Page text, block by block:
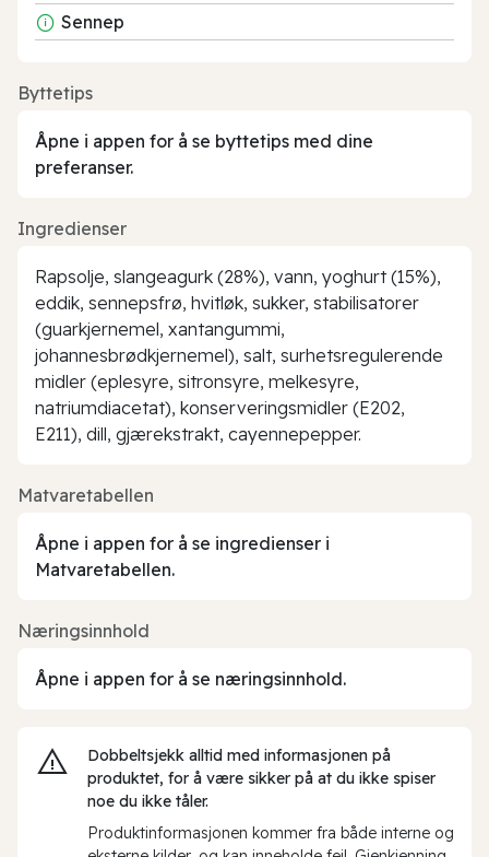
Sennep
Byttetips
Åpne i appen for å se byttetips med dine
preferanser.
Ingredienser
Rapsolje, slangeagurk (28%), vann, yoghurt (15%),
eddik, sennepsfrø, hvitløk, sukker, stabilisatorer
(guarkjernemel, xantangummi,
johannesbrødkjernemel), salt, surhetsregulerende
midler (eplesyre, sitronsyre, melkesyre,
natriumdiacetat), konserveringsmidler (E202,
E211), dill, gjærekstrakt, cayennepepper.
Matvaretabellen
Åpne i appen for å se ingredienser i
Matvaretabellen.
Næringsinnhold
Åpne i appen for å se næringsinnhold.
Dobbeltsjekk alltid med informasjonen på
produktet, for å være sikker på at du ikke spiser
noe du ikke tåler.
Produktinformasjonen kommer fra både interne og